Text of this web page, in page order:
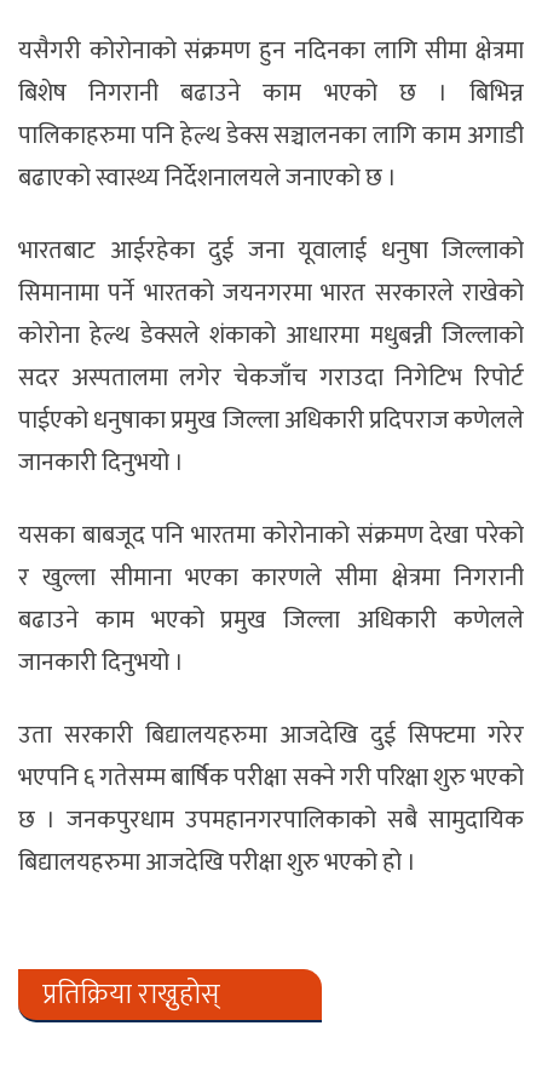
यसैगरी कोरोनाको संक्रमण हुन नदिनका लागि सीमा क्षेत्रमा
बिशेष निगरानी बढाउने काम भएको छ । बिभिन्न
पालिकाहरुमा पनि हेल्थ डेक्स सञ्चालनका लागि काम अगाडी
बढाएको स्वास्थ्य निर्देशनालयले जनाएको छ ।
भारतबाट आईरहेका दुई जना यूवालाई धनुषा जिल्लाको
सिमानामा पर्ने भारतको जयनगरमा भारत सरकारले राखेको
कोरोना हेल्थ डेक्सले शंकाको आधारमा मधुबन्नी जिल्लाको
सदर अस्पतालमा लगेर चेकजाँच गराउदा निगेटिभ रिपोर्ट
पाईएको धनुषाका प्रमुख जिल्ला अधिकारी प्रदिपराज कणेलले
जानकारी दिनुभयो ।
यसका बाबजूद पनि भारतमा कोरोनाको संक्रमण देखा परेको
र खुल्ला सीमाना भएका कारणले सीमा क्षेत्रमा निगरानी
बढाउने काम भएको प्रमुख जिल्ला अधिकारी कणेलले
जानकारी दिनुभयो ।
उता सरकारी बिद्यालयहरुमा आजदेखि दुई सिफ्टमा गरेर
भएपनि ६ गतेसम्म बार्षिक परीक्षा सक्ने गरी परिक्षा शुरु भएको
छ । जनकपुरधाम उपमहानगरपालिकाको सबै सामुदायिक
बिद्यालयहरुमा आजदेखि परीक्षा शुरु भएको हो ।
प्रतिक्रिया राख्नुहोस्